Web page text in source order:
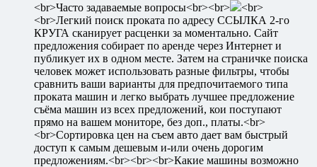
<br>Часто задаваемые вопросы<br><br>
<br>
<br>Легкий поиск проката по адресу ССЫЛКА 2-го
КРУГА сканирует расценки за моментально. Сайт
предложения собирает по аренде через Интернет и
публикует их в одном месте. Затем на страничке поиска
человек может использовать разные фильтры, чтобы
сравнить ваши варианты для предпочитаемого типа
проката машин и легко выбрать лучшее предложение
съёма машин из всех предложений, кои поступают
прямо на вашем мониторе, без доп., платы.<br>
<br>Сортировка цен на съем авто дает вам быстрый
доступ к самым дешевым и-или очень дорогим
предложениям.<br><br><br>Какие машины возможно